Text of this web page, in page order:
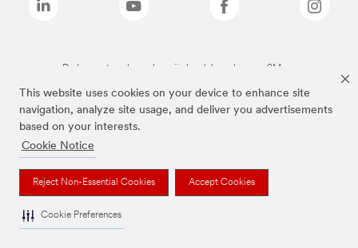
This website uses cookies on your device to enhance site
navigation, analyze site usage, and deliver you advertisements
based on your interests.
Cookie Notice
Reject Non-Essential Cookies Accept Cookies
Cookie Preferences
De bovenstaande merken zijn handelsmerken van 3M.we